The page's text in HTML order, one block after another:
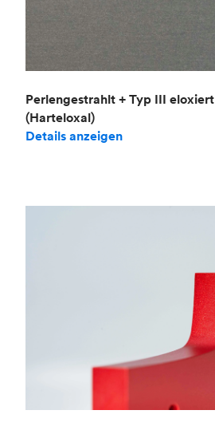
Perlengestrahlt + Typ III eloxiert
(Harteloxal)
Details anzeigen